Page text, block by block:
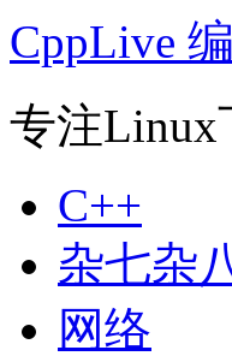
CppLive
专注Linux
C++
杂七杂
网络